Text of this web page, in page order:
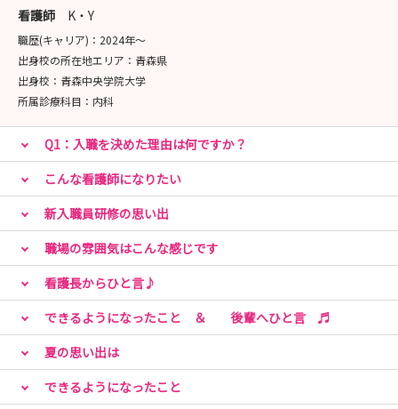
「あきらめない」とは「工夫する、知恵を絞りだす」こと
だと考えています
患者さんの持つ困難に対して 他職種で解決策を考え、
困難な部分に光を当て看護を想像していく そんな看護師
を目指す方をお待ちしています
看護師 K・Y
職歴(キャリア)： 2024年〜
出身校の所在地エリア： 青森県
出身校： 青森中央学院大学
所属診療科目： 内科
Q1：入職を決めた理由は何ですか？
こんな看護師になりたい
新入職員研修の思い出
職場の雰囲気はこんな感じです
看護長からひと言♪
できるようになったこと ＆ 後輩へひと言 ♬
夏の思い出は
できるようになったこと